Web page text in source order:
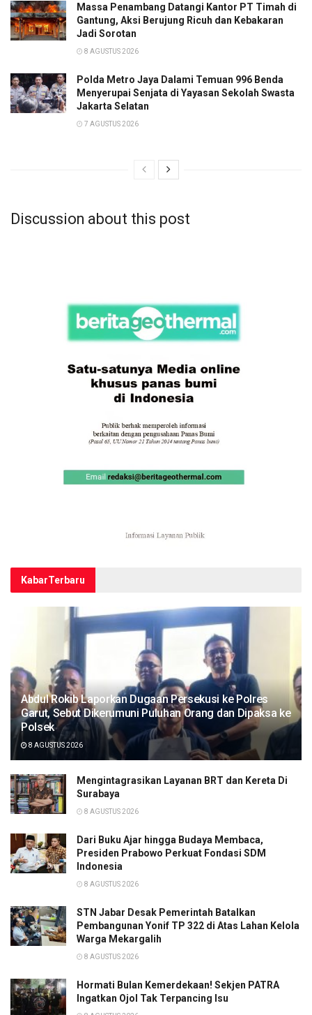
Massa Penambang Datangi Kantor PT Timah di
Gantung, Aksi Berujung Ricuh dan Kebakaran
Jadi Sorotan
8 AGUSTUS 2026
Polda Metro Jaya Dalami Temuan 996 Benda
Menyerupai Senjata di Yayasan Sekolah Swasta
Jakarta Selatan
7 AGUSTUS 2026
Discussion about this post
KabarTerbaru
Abdul Rokib Laporkan Dugaan Persekusi ke Polres
Garut, Sebut Dikerumuni Puluhan Orang dan Dipaksa ke
Polsek
8 AGUSTUS 2026
Mengintagrasikan Layanan BRT dan Kereta Di
Surabaya
8 AGUSTUS 2026
Dari Buku Ajar hingga Budaya Membaca,
Presiden Prabowo Perkuat Fondasi SDM
Indonesia
8 AGUSTUS 2026
STN Jabar Desak Pemerintah Batalkan
Pembangunan Yonif TP 322 di Atas Lahan Kelola
Warga Mekargalih
8 AGUSTUS 2026
Hormati Bulan Kemerdekaan! Sekjen PATRA
Ingatkan Ojol Tak Terpancing Isu